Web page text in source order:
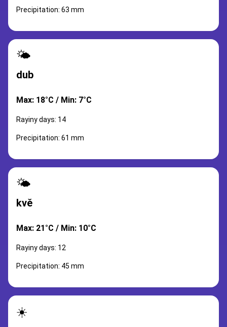
Precipitation: 63 mm
🌤️
dub
Max: 18°C / Min: 7°C
Rayiny days: 14
Precipitation: 61 mm
🌤️
kvě
Max: 21°C / Min: 10°C
Rayiny days: 12
Precipitation: 45 mm
☀️